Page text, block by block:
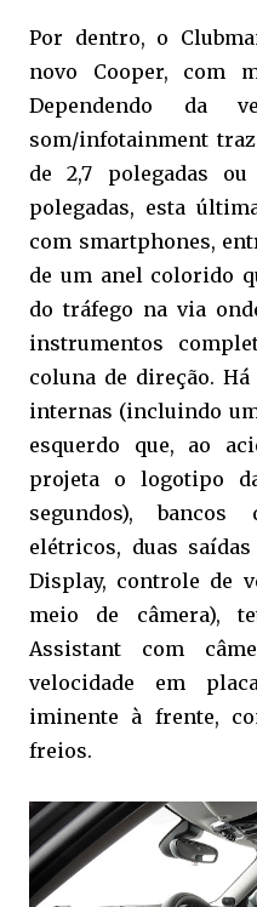
Por dentro, o
novo Cooper, com
Dependendo da
som/infotainment
de 2,7 polegadas
polegadas, esta
com smartphones,
de um anel colorido
do tráfego na via
instrumentos
coluna de direção.
internas (incluindo
esquerdo que, ao
projeta o logotipo
segundos),
elétricos, duas
Display, controle de
meio de câmera),
Assistant com
velocidade em
iminente à frente,
freios.